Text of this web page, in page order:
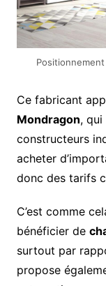
Ce fabricant
Mondragon, qui
constructeurs
acheter
donc des tarifs
C’est comme
bénéficier de
surtout par
propose